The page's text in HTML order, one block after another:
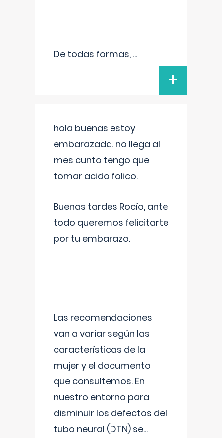
De todas formas, ...
+
hola buenas estoy
embarazada. no llega al
mes cunto tengo que
tomar acido folico.
Buenas tardes Rocío, ante
todo queremos felicitarte
por tu embarazo.
Las recomendaciones
van a variar según las
características de la
mujer y el documento
que consultemos. En
nuestro entorno para
disminuir los defectos del
tubo neural (DTN) se...